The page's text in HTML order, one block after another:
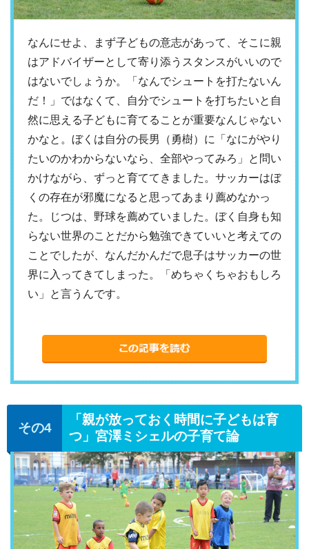
なんにせよ、まず子どもの意志があって、そこに親
はアドバイザーとして寄り添うスタンスがいいので
はないでしょうか。「なんでシュートを打たないん
だ！」ではなくて、自分でシュートを打ちたいと自
然に思える子どもに育てることが重要なんじゃない
かなと。ぼくは自分の長男（勇樹）に「なにがやり
たいのかわからないなら、全部やってみろ」と問い
かけながら、ずっと育ててきました。サッカーはぼ
くの存在が邪魔になると思ってあまり薦めなかっ
た。じつは、野球を薦めていました。ぼく自身も知
らない世界のことだから勉強できていいと考えての
ことでしたが、なんだかんだで息子はサッカーの世
界に入ってきてしまった。「めちゃくちゃおもしろ
い」と言うんです。
「親が放っておく時間に子どもは育
つ」宮澤ミシェルの子育て論